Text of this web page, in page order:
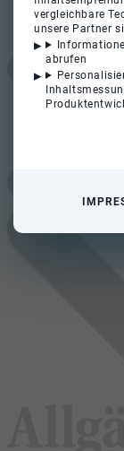
vergleichbare
unsere Partner
abrufen